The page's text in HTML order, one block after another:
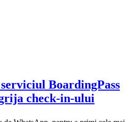
BoardingPass
check-in-ului